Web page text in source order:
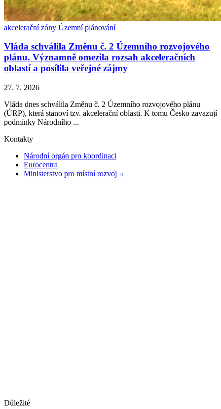
akcelerační zóny Územní plánování
Vláda schválila Změnu č. 2 Územního rozvojového
plánu. Významně omezila rozsah akceleračních
oblastí a posílila veřejné zájmy
27. 7. 2026
Vláda dnes schválila Změnu č. 2 Územního rozvojového plánu
(ÚRP), která stanoví tzv. akcelerační oblasti. K tomu Česko zavazují
podmínky Národního ...
Kontakty
Národní orgán pro koordinaci
Eurocentra
Ministerstvo pro místní rozvoj

Důležité